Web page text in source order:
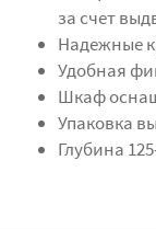
за счет
Надежные
Удобная
Шкаф
Упаковка
Глубина